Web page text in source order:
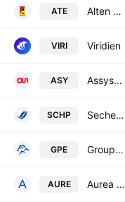
ATE Alten SA
VIRI Viridien
ASY Assystem SA
SCHP Seche Environnement SA
GPE Groupe Pizzorno Environnement SA
AURE Aurea SA